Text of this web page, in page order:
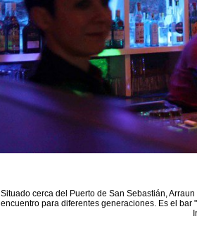
Situado cerca del Puerto de San Sebastián,
encuentro para diferentes generaciones. Es el